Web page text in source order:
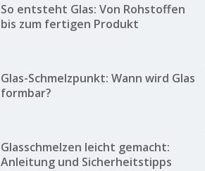
So entsteht Glas: Von Rohstoffen
bis zum fertigen Produkt
Glas-Schmelzpunkt: Wann wird Glas
formbar?
Glasschmelzen leicht gemacht:
Anleitung und Sicherheitstipps